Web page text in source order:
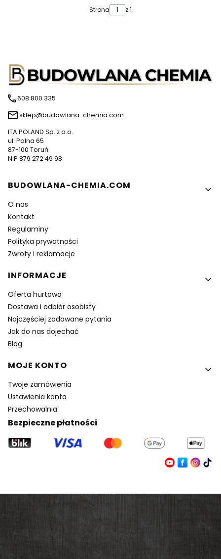
Strona z 1
608 800 335
sklep@budowlana-chemia.com
ITA POLAND Sp. z o.o.
ul. Polna 65
87-100 Toruń
NIP 879 272 49 98
Linki w stopce
BUDOWLANA-CHEMIA.COM
O nas
Kontakt
Regulaminy
Polityka prywatności
Zwroty i reklamacje
INFORMACJE
Oferta hurtowa
Dostawa i odbiór osobisty
Najczęściej zadawane pytania
Jak do nas dojechać
Blog
MOJE KONTO
Twoje zamówienia
Ustawienia konta
Przechowalnia
Bezpieczne płatności